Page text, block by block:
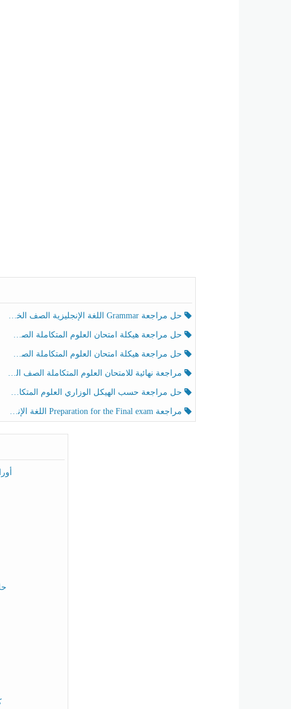
حل مراجعة Grammar اللغة الإنجليزية الصف الخامس الفصل الثالث
حل مراجعة هيكلة امتحان العلوم المتكاملة الصف الخامس انسبير الفصل الثالث
حل مراجعة هيكلة امتحان العلوم المتكاملة الصف الخامس عام الفصل الثالث
مراجعة نهائية للامتحان العلوم المتكاملة الصف الخامس انسبير الفصل الثالث
حل مراجعة حسب الهيكل الوزاري العلوم المتكاملة الصف الخامس عام الفصل الثالث
مراجعة Preparation for the Final exam اللغة الإنجليزية الصف الرابع الفصل الثالث